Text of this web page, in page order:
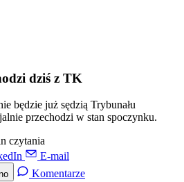
dziś z TK
będzie już sędzią Trybunału
przechodzi w stan spoczynku.
czytania
E-mail
Komentarze